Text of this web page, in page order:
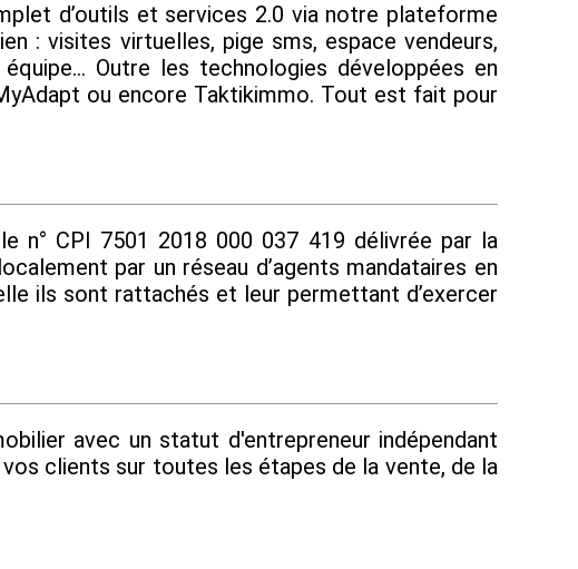
d’outils et services 2.0 via notre plateforme
: visites virtuelles, pige sms, espace vendeurs,
Outre les technologies développées en
ou encore Taktikimmo. Tout est fait pour
n° CPI 7501 2018 000 037 419 délivrée par la
par un réseau d’agents mandataires en
ils sont rattachés et leur permettant d’exercer
avec un statut d'entrepreneur indépendant
clients sur toutes les étapes de la vente, de la